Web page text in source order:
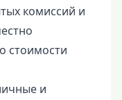
комиссий и
стоимости
и